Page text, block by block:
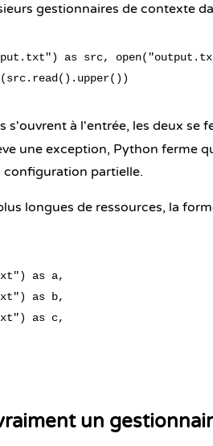
gestionnaires de contexte
as src,
s'ouvrent à l'entrée, les deux se
une exception, Python ferme
partielle.
longues de ressources, la
as a,
as b,
as c,
un